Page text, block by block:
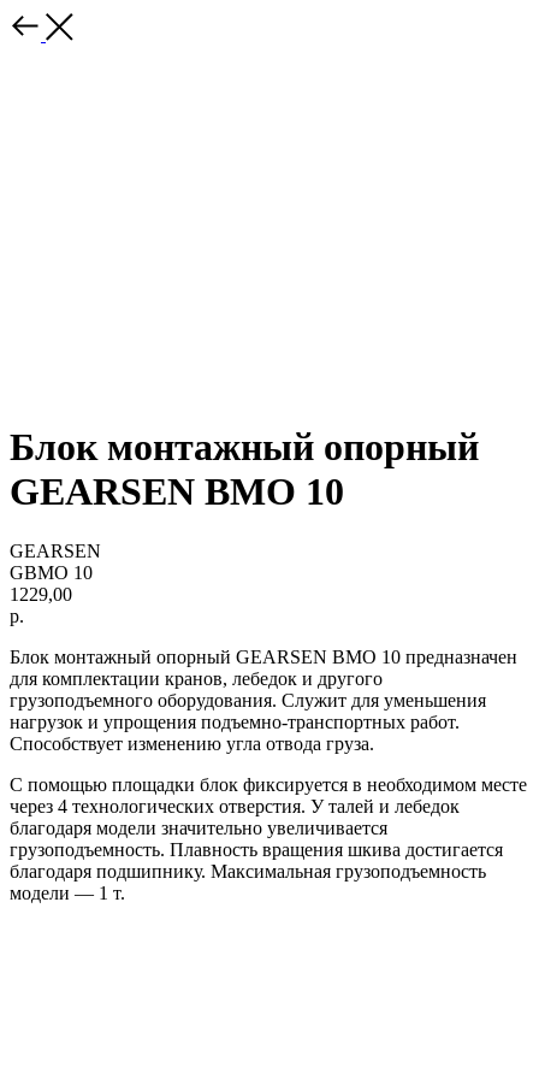
Блок монтажный опорный
GEARSEN BMO 10
GEARSEN
GBMO 10
1229,00
р.
Блок монтажный опорный GEARSEN BMO 10 предназначен
для комплектации кранов, лебедок и другого
грузоподъемного оборудования. Служит для уменьшения
нагрузок и упрощения подъемно-транспортных работ.
Способствует изменению угла отвода груза.
С помощью площадки блок фиксируется в необходимом месте
через 4 технологических отверстия. У талей и лебедок
благодаря модели значительно увеличивается
грузоподъемность. Плавность вращения шкива достигается
благодаря подшипнику. Максимальная грузоподъемность
модели — 1 т.